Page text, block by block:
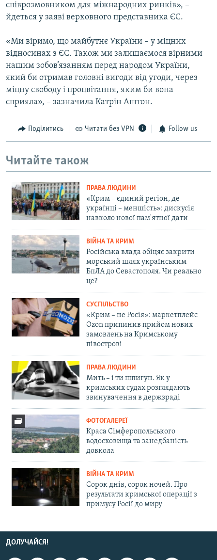
співрозмовником для міжнародних ринків», –
йдеться у заяві верховного представника ЄС.
«Ми віримо, що майбутнє України – у міцних
відносинах з ЄС. Також ми залишаємося вірними
нашим зобов’язанням перед народом України,
який би отримав головні вигоди від угоди, через
міцну свободу і процвітання, яким би вона
сприяла», – зазначила Катрін Аштон.
Поділитись Читати без VPN Follow us
Читайте також
ПРАВА ЛЮДИНИ
«Крим – єдиний регіон, де
українці – меншість»: дискусія
навколо нової пам'ятної дати
ВІЙНА ТА КРИМ
Російська влада обіцяє закрити
морський шлях українським
БпЛА до Севастополя. Чи реально
це?
СУСПІЛЬСТВО
«Крим – не Росія»: маркетплейс
Ozon припинив прийом нових
замовлень на Кримському
півострові
ПРАВА ЛЮДИНИ
Мить – і ти шпигун. Як у
кримських судах розглядають
звинувачення в держзраді
ФОТОГАЛЕРЕЇ
Краса Сімферопольського
водосховища та занедбаність
довкола
ВІЙНА ТА КРИМ
Сорок днів, сорок ночей. Про
результати кримської операції з
примусу Росії до миру
ДОЛУЧАЙСЯ!